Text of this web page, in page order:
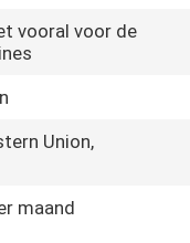
vooral voor de
Union,
maand